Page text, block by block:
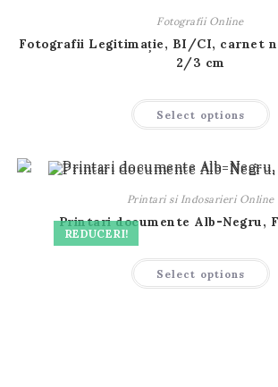
Fotografii Online
Fotografii Legitimație, BI/CI, carnet
2/3 cm
Select options are
pot
fi
REDUCERI!
Printari si Indosarieri Online
Printari documente Alb-Negru,
Select options are